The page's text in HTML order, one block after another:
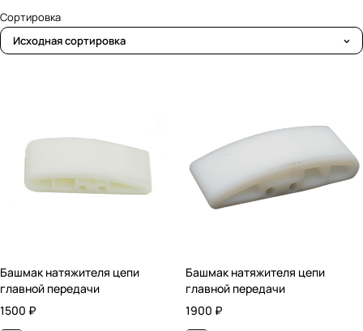
Сортировка
Исходная сортировка
Башмак натяжителя цепи
главной передачи
1500 ₽
Башмак натяжителя цепи
главной передачи
1900 ₽